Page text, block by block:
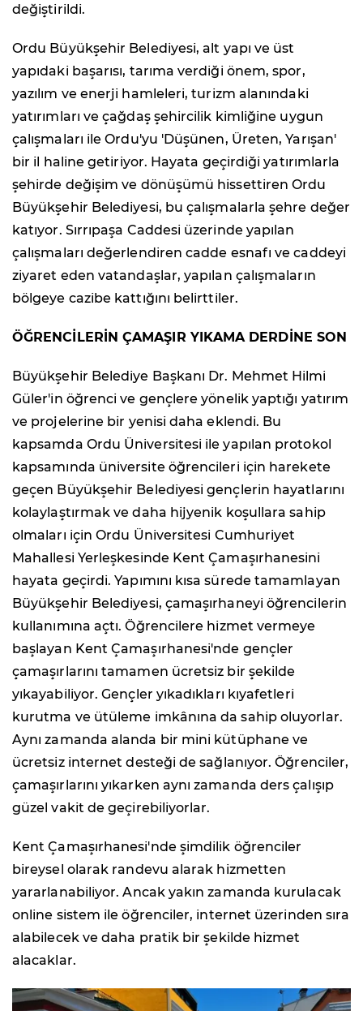
değiştirildi.
Ordu Büyükşehir Belediyesi, alt yapı ve üst
yapıdaki başarısı, tarıma verdiği önem, spor,
yazılım ve enerji hamleleri, turizm alanındaki
yatırımları ve çağdaş şehircilik kimliğine uygun
çalışmaları ile Ordu'yu 'Düşünen, Üreten, Yarışan'
bir il haline getiriyor. Hayata geçirdiği yatırımlarla
şehirde değişim ve dönüşümü hissettiren Ordu
Büyükşehir Belediyesi, bu çalışmalarla şehre değer
katıyor. Sırrıpaşa Caddesi üzerinde yapılan
çalışmaları değerlendiren cadde esnafı ve caddeyi
ziyaret eden vatandaşlar, yapılan çalışmaların
bölgeye cazibe kattığını belirttiler.
ÖĞRENCİLERİN ÇAMAŞIR YIKAMA DERDİNE SON
Büyükşehir Belediye Başkanı Dr. Mehmet Hilmi
Güler'in öğrenci ve gençlere yönelik yaptığı yatırım
ve projelerine bir yenisi daha eklendi. Bu
kapsamda Ordu Üniversitesi ile yapılan protokol
kapsamında üniversite öğrencileri için harekete
geçen Büyükşehir Belediyesi gençlerin hayatlarını
kolaylaştırmak ve daha hijyenik koşullara sahip
olmaları için Ordu Üniversitesi Cumhuriyet
Mahallesi Yerleşkesinde Kent Çamaşırhanesini
hayata geçirdi. Yapımını kısa sürede tamamlayan
Büyükşehir Belediyesi, çamaşırhaneyi öğrencilerin
kullanımına açtı. Öğrencilere hizmet vermeye
başlayan Kent Çamaşırhanesi'nde gençler
çamaşırlarını tamamen ücretsiz bir şekilde
yıkayabiliyor. Gençler yıkadıkları kıyafetleri
kurutma ve ütüleme imkânına da sahip oluyorlar.
Aynı zamanda alanda bir mini kütüphane ve
ücretsiz internet desteği de sağlanıyor. Öğrenciler,
çamaşırlarını yıkarken aynı zamanda ders çalışıp
güzel vakit de geçirebiliyorlar.
Kent Çamaşırhanesi'nde şimdilik öğrenciler
bireysel olarak randevu alarak hizmetten
yararlanabiliyor. Ancak yakın zamanda kurulacak
online sistem ile öğrenciler, internet üzerinden sıra
alabilecek ve daha pratik bir şekilde hizmet
alacaklar.